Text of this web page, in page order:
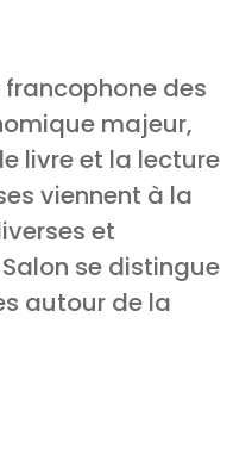
des
majeur,
livre et la lecture
viennent à la
et
se distingue
autour de la